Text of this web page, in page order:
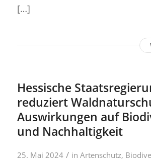
[…]
Hessische
reduziert
Auswirkungen auf
und Nachhaltigkeit
25. Mai 2024 / in Artenschutz,